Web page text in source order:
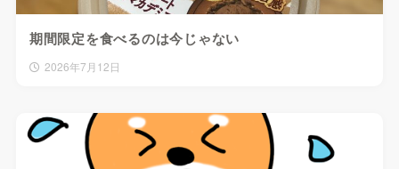
期間限定を食べるのは今じゃない
2026年7月12日